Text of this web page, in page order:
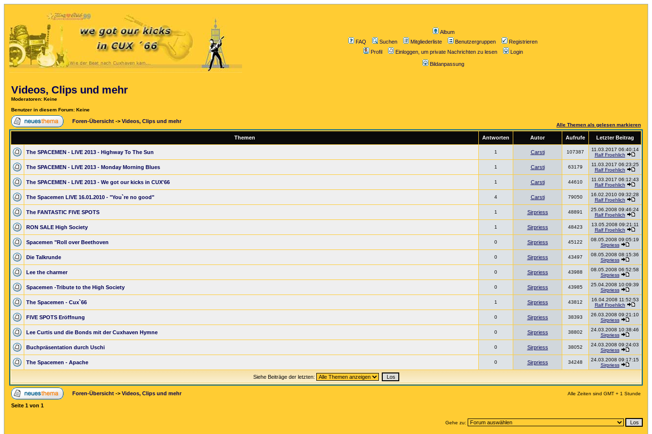
Album
FAQ
Suchen Mitgliederliste Benutzergruppen
Registrieren
Profil
Einloggen, um private Nachrichten zu lesen Login
Bildanpassung
Videos, Clips und mehr
Moderatoren: Keine
Benutzer in diesem Forum: Keine
Foren-Übersicht -> Videos, Clips und mehr
Alle Themen als gelesen markieren
Themen Antworten Autor Aufrufe Letzter Beitrag
The SPACEMEN - LIVE 2013 - Highway To The Sun 1 Carsti 107387
11.03.2017 06:40:14
Ralf Froehlich
The SPACEMEN - LIVE 2013 - Monday Morning Blues 1 Carsti 63179
11.03.2017 06:23:25
Ralf Froehlich
The SPACEMEN - LIVE 2013 - We got our kicks in CUX'66 1 Carsti 44610
11.03.2017 06:12:43
Ralf Froehlich
The Spacemen LIVE 16.01.2010 - "You`re no good" 4 Carsti 79050
16.02.2010 09:32:28
Ralf Froehlich
The FANTASTIC FIVE SPOTS 1 Sirpriess 48891
25.06.2008 09:46:24
Ralf Froehlich
RON SALE High Society 1 Sirpriess 48423
13.05.2008 09:21:11
Ralf Froehlich
Spacemen "Roll over Beethoven 0 Sirpriess 45122
08.05.2008 09:05:19
Sirpriess
Die Talkrunde 0 Sirpriess 43497
08.05.2008 08:15:36
Sirpriess
Lee the charmer 0 Sirpriess 43988
08.05.2008 06:52:58
Sirpriess
Spacemen -Tribute to the High Society 0 Sirpriess 43985
25.04.2008 10:09:39
Sirpriess
The Spacemen - Cux`66 1 Sirpriess 43812
16.04.2008 11:52:53
Ralf Froehlich
FIVE SPOTS Eröffnung 0 Sirpriess 38393
26.03.2008 09:21:10
Sirpriess
Lee Curtis und die Bonds mit der Cuxhaven Hymne 0 Sirpriess 38802
24.03.2008 10:38:46
Sirpriess
Buchpräsentation durch Uschi 0 Sirpriess 38052
24.03.2008 09:24:03
Sirpriess
The Spacemen - Apache 0 Sirpriess 34248
24.03.2008 09:17:15
Sirpriess
Siehe Beiträge der letzten:
Foren-Übersicht -> Videos, Clips und mehr Alle Zeiten sind GMT + 1 Stunde
Seite 1 von 1
Gehe zu: